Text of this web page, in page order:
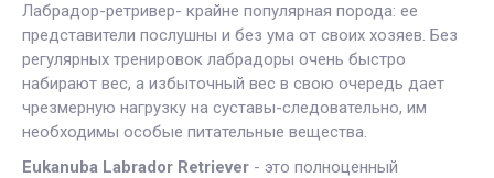
Лабрадор-ретривер- крайне популярная порода: ее
представители послушны и без ума от своих хозяев. Без
регулярных тренировок лабрадоры очень быстро
набирают вес, а избыточный вес в свою очередь дает
чрезмерную нагрузку на суставы-следовательно, им
необходимы особые питательные вещества.
Eukanuba Labrador Retriever - это полноценный